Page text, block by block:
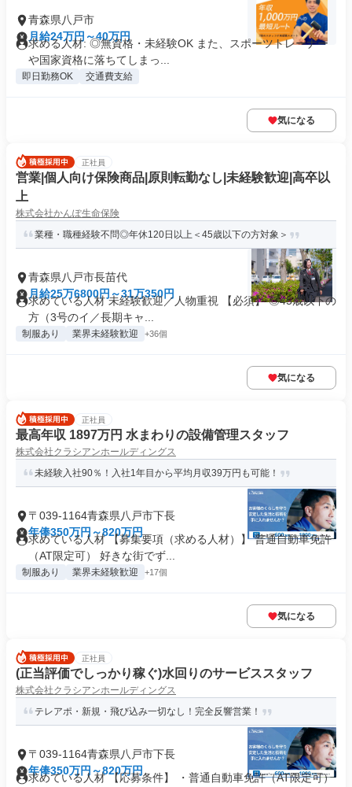
青森県八戸市
月給24万円～40万円
求める人材: ◎無資格・未経験OK また、スポーツトレーナー
や国家資格に落ちてしまっ...
即日勤務OK 交通費支給
気になる
正社員
営業|個人向け保険商品|原則転勤なし|未経験歓迎|高卒以
上
株式会社かんぽ生命保険
業種・職種経験不問◎年休120日以上＜45歳以下の方対象＞
青森県八戸市長苗代
月給25万6800円～31万350円
求めている人材 未経験歓迎／人物重視 【必須】 ◎45歳以下の
方（3号のイ／長期キャ...
制服あり 業界未経験歓迎 +36個
気になる
正社員
最高年収 1897万円 水まわりの設備管理スタッフ
株式会社クラシアンホールディングス
未経験入社90％！入社1年目から平均月収39万円も可能！
〒039-1164青森県八戸市下長
年俸350万円～820万円
求めている人材 【募集要項（求める人材）】 普通自動車免許
（AT限定可） 好きな街でず...
制服あり 業界未経験歓迎 +17個
気になる
正社員
(正当評価でしっかり稼ぐ)水回りのサービススタッフ
株式会社クラシアンホールディングス
テレアポ・新規・飛び込み一切なし！完全反響営業！
〒039-1164青森県八戸市下長
年俸350万円～820万円
求めている人材 【応募条件】 ・普通自動車免許（AT限定可）